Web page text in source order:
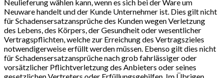
Neulieferung wählen kann, wenn es sich bei der Ware um
Neuware handelt und der Kunde Unternehmer ist. Dies gilt nicht
für Schadensersatzansprüche des Kunden wegen Verletzung
des Lebens, des Körpers, der Gesundheit oder wesentlicher
Vertragspflichten, welche zur Erreichung des Vertragszieles
notwendigerweise erfüllt werden müssen. Ebenso gilt dies nicht
für Schadensersatzansprüche nach grob fahrlässiger oder
vorsätzlicher Pflichtverletzung des Anbieters oder seines